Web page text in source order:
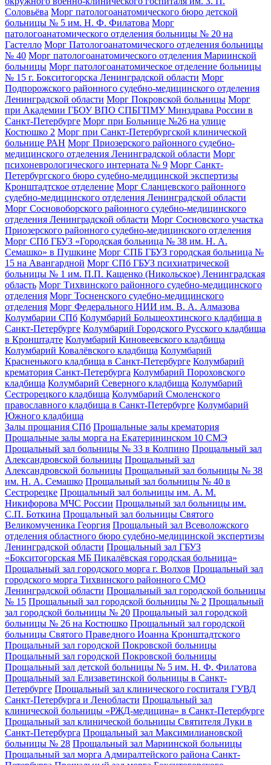
Соловьёва Морг патологоанатомического бюро детской
больницы № 5 им. Н. Ф. Филатова Морг
патологоанатомического отделения больницы № 20 на
Гастелло Морг Патологоанатомического отделения больницы
№ 40 Морг патологоанатомического отделения Мариинской
больницы Морг патологоанатомическое отделение больницы
№ 15 г. Бокситогорска Ленинградской области Морг
Подпорожского районного судебно-медицинского отделения
Ленинградской области Морг Покровской больницы Морг
при Академии ГБОУ ВПО СПБГПМУ Минздрава России в
Санкт-Петербурге Морг при Больнице №26 на улице
Костюшко 2 Морг при Санкт-Петербургской клинической
больнице РАН Морг Приозерского районного судебно-
медицинского отделения Ленинградской области Морг
психоневрологического интерната № 9 Морг Санкт-
Петербургского бюро судебно-медицинской экспертизы
Кронштадтское отделение Морг Сланцевского районного
судебно-медицинского отделения Ленинградской области
Морг Сосновоборского районного судебно-медицинского
отделения Ленинградской области Морг Сосновского участка
Приозерского районного судебно-медицинского отделения
Морг СПб ГБУЗ «Городская больница № 38 им. Н. А.
Семашко» в Пушкине Морг СПБ ГБУЗ городская больница №
15 на Авангардной Морг СПб ГБУЗ психиатрической
больницы № 1 им. П.П. Кащенко (Никольское) Ленинградская
область Морг Тихвинского районного судебно-медицинского
отделения Морг Тосненского судебно-медицинского
отделения Морг Федерального НИИ им. В. А. Алмазова
Колумбарии СПб Колумбарий Большеохтинского кладбища в
Санкт-Петербурге Колумбарий Городского Русского кладбища
в Кронштадте Колумбарий Киновеевского кладбища
Колумбарий Ковалёвского кладбища Колумбарий
Красненького кладбища в Санкт-Петербурге Колумбарий
крематория Cанкт-Петербурга Колумбарий Пороховского
кладбища Колумбарий Северного кладбища Колумбарий
Сестрорецкого кладбища Колумбарий Смоленского
православного кладбища в Санкт-Петербурге Колумбарий
Южного кладбища
Залы прощания СПб Прощальные залы крематория
Прощальные залы морга на Екатерининском 10 СМЭ
Прощальный зал больницы № 33 в Колпино Прощальный зал
Александровской больницы Прощальный зал
Александровской больницы Прощальный зал больницы № 38
им. Н. А. Семашко Прощальный зал больницы № 40 в
Сестрорецке Прощальный зал больницы им. А. М.
Никифорова МЧС России Прощальный зал больницы им.
С.П. Боткина Прощальный зал больницы Святого
Великомученика Георгия Прощальный зал Всеволожского
отделения областного бюро судебно-медицинской экспертизы
Ленинградской области Прощальный зал ГБУЗ
«Бокситогорская МБ Пикалёвская городская больница»
Прощальный зал городского морга г. Волхов Прощальный зал
городского морга Тихвинского районного СМО
Ленинградской области Прощальный зал городской больницы
№ 15 Прощальный зал городской больницы № 2 Прощальный
зал городской больницы № 20 Прощальный зал городской
больницы № 26 на Костюшко Прощальный зал городской
больницы Святого Праведного Иоанна Кронштадтского
Прощальный зал городской Покровской больницы
Прощальный зал городской Покровской больницы
Прощальный зал детской больницы № 5 им. Н. Ф. Филатова
Прощальный зал Елизаветинской больницы в Санкт-
Петербурге Прощальный зал клинического госпиталя ГУВД
Санкт-Петербурга и Ленобласти Прощальный зал
клинической больницы «РЖД-медицина» в Санкт-Петербурге
Прощальный зал клинической больницы Святителя Луки в
Санкт-Петербурга Прощальный зал Максимилиановской
больницы № 28 Прощальный зал Мариинской больницы
Прощальный зал морга Адмиралтейского района Санкт-